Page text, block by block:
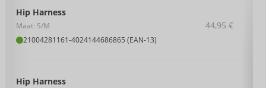
Hip Harness
Maat: S/M
21004281161-4024144686865 (EAN-13)
44,95 €
Hip Harness